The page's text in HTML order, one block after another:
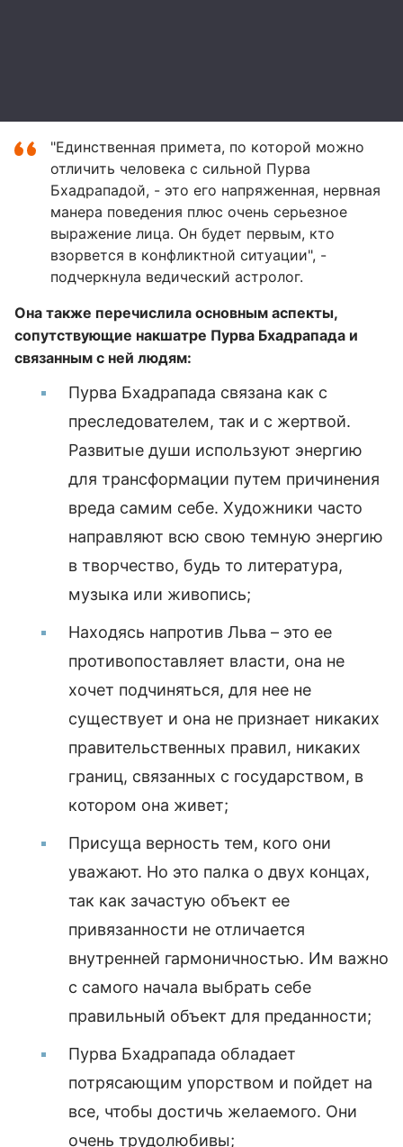
"Единственная примета, по которой можно
отличить человека с сильной Пурва
Бхадрападой, - это его напряженная, нервная
манера поведения плюс очень серьезное
выражение лица. Он будет первым, кто
взорвется в конфликтной ситуации", -
подчеркнула ведический астролог.
Она также перечислила основным аспекты,
сопутствующие накшатре Пурва Бхадрапада и
связанным с ней людям:
Пурва Бхадрапада связана как с
преследователем, так и с жертвой.
Развитые души используют энергию
для трансформации путем причинения
вреда самим себе. Художники часто
направляют всю свою темную энергию
в творчество, будь то литература,
музыка или живопись;
Находясь напротив Льва – это ее
противопоставляет власти, она не
хочет подчиняться, для нее не
существует и она не признает никаких
правительственных правил, никаких
границ, связанных с государством, в
котором она живет;
Присуща верность тем, кого они
уважают. Но это палка о двух концах,
так как зачастую объект ее
привязанности не отличается
внутренней гармоничностью. Им важно
с самого начала выбрать себе
правильный объект для преданности;
Пурва Бхадрапада обладает
потрясающим упорством и пойдет на
все, чтобы достичь желаемого. Они
очень трудолюбивы;